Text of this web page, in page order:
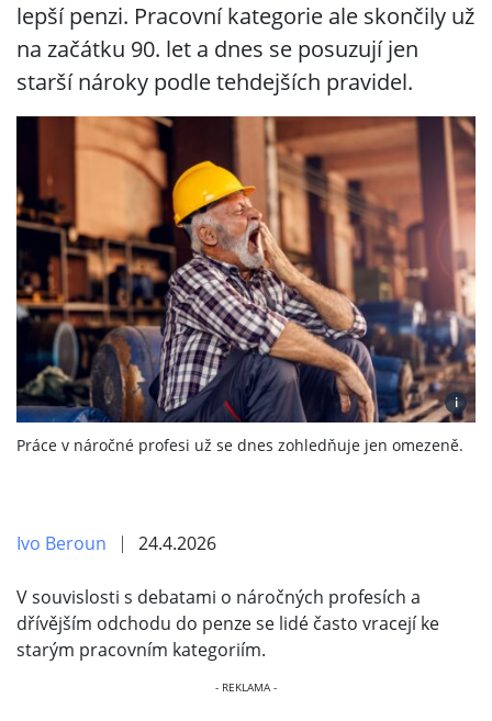
lepší penzi. Pracovní kategorie ale skončily už
na začátku 90. let a dnes se posuzují jen
starší nároky podle tehdejších pravidel.
i
Práce v náročné profesi už se dnes zohledňuje jen omezeně.
Ivo Beroun 24.4.2026
V souvislosti s debatami o náročných profesích a
dřívějším odchodu do penze se lidé často vracejí ke
starým pracovním kategoriím.